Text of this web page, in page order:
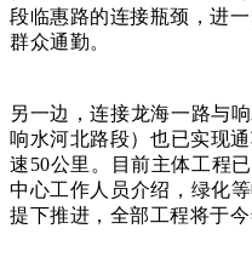
段临惠路的连接瓶颈，进
群众通勤。
另一边，连接龙海一路与
响水河北路段）也已实现
速50公里。目前主体工程
中心工作人员介绍，绿化
提下推进，全部工程将于今